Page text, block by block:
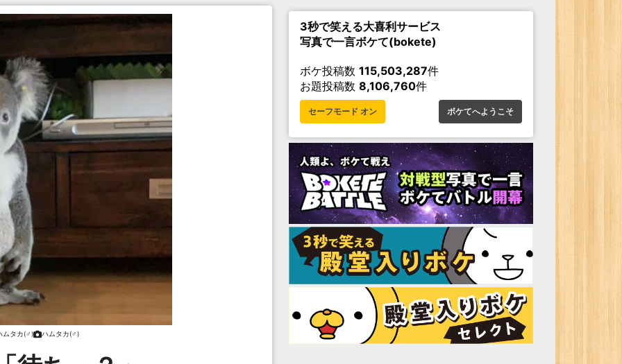
ムタカ(♂) ハムタカ(♂)
3秒で笑える大喜利サービス
写真で一言ボケて(bokete)
ボケ投稿数 115,503,287件
お題投稿数 8,106,760件
セーフモード オン ボケてへようこそ